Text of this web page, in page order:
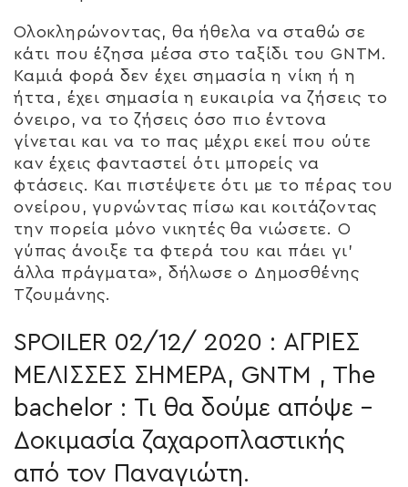
Ολοκληρώνοντας, θα ήθελα να σταθώ σε
κάτι που έζησα μέσα στο ταξίδι του GNTM.
Καμιά φορά δεν έχει σημασία η νίκη ή η
ήττα, έχει σημασία η ευκαιρία να ζήσεις το
όνειρο, να το ζήσεις όσο πιο έντονα
γίνεται και να το πας μέχρι εκεί που ούτε
καν έχεις φανταστεί ότι μπορείς να
φτάσεις. Και πιστέψετε ότι με το πέρας του
ονείρου, γυρνώντας πίσω και κοιτάζοντας
την πορεία μόνο νικητές θα νιώσετε. Ο
γύπας άνοιξε τα φτερά του και πάει γι’
άλλα πράγματα», δήλωσε ο Δημοσθένης
Τζουμάνης.
SPOILER 02/12/ 2020 : ΑΓΡΙΕΣ
ΜΕΛΙΣΣΕΣ ΣΗΜΕΡΑ, GNTM , The
bachelor : Τι θα δούμε απόψε –
Δοκιμασία ζαχαροπλαστικής
από τον Παναγιώτη.